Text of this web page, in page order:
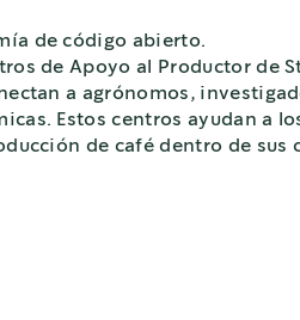
de código abierto.
de Apoyo al Productor de
a agrónomos,
Estos centros ayudan a
de café dentro de sus